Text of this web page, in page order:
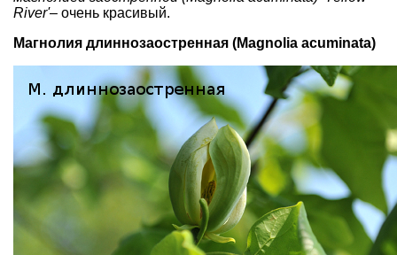
River'– очень красивый.
Магнолия длиннозаостренная (Мagnolia acuminata)